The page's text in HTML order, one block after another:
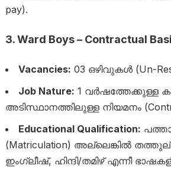
pay).
3. Ward Boys – Contractual
Vacancies: 03 ഒഴിവുകൾ (Un-
Job Nature: 1 വർഷത്തേക്കുള്ള
അടിസ്ഥാനത്തിലുള്ള നിയമനം
Educational Qualification:
(Matriculation) അല്ലെങ്കിൽ
ഇംഗ്ലീഷ്, ഹിന്ദി/തമിഴ് എന്നീ